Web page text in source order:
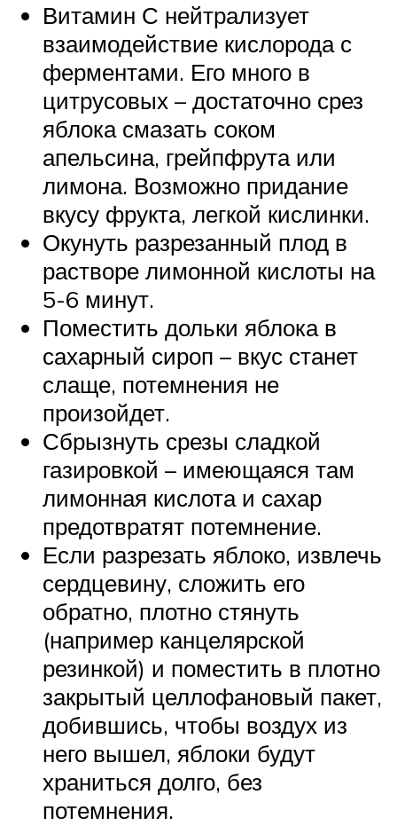
Витамин С нейтрализует
взаимодействие кислорода с
ферментами. Его много в
цитрусовых – достаточно срез
яблока смазать соком
апельсина, грейпфрута или
лимона. Возможно придание
вкусу фрукта, легкой кислинки.
Окунуть разрезанный плод в
растворе лимонной кислоты на
5-6 минут.
Поместить дольки яблока в
сахарный сироп – вкус станет
слаще, потемнения не
произойдет.
Сбрызнуть срезы сладкой
газировкой – имеющаяся там
лимонная кислота и сахар
предотвратят потемнение.
Если разрезать яблоко, извлечь
сердцевину, сложить его
обратно, плотно стянуть
(например канцелярской
резинкой) и поместить в плотно
закрытый целлофановый пакет,
добившись, чтобы воздух из
него вышел, яблоки будут
храниться долго, без
потемнения.